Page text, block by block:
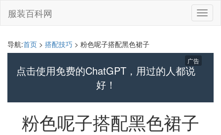
切
换
服装百科网
导航:首页 > 搭配技巧 > 粉色呢子搭配黑色裙子
点击使用免费的ChatGPT，用过的人都说
好！
广告
粉色呢子搭配黑色裙子